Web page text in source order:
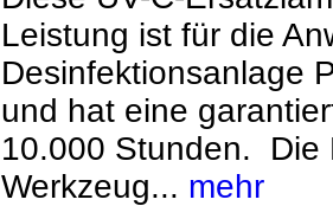
Leistung ist für die
Desinfektionsanlage
und hat eine
10.000 Stunden. Die
Werkzeug... mehr